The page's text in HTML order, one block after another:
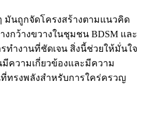
มันถูกจัดโครงสร้างตามแนวคิด
กว้างขวางในชุมชน BDSM และ
ทำงานที่ชัดเจน สิ่งนี้ช่วยให้มั่นใจ
ความเกี่ยวข้องและมีความ
ทรงพลังสำหรับการใคร่ครวญ